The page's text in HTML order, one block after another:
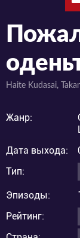
Haite Kudasai,
Жанр:
Дата выхода:
Тип:
Эпизоды:
Рейтинг: